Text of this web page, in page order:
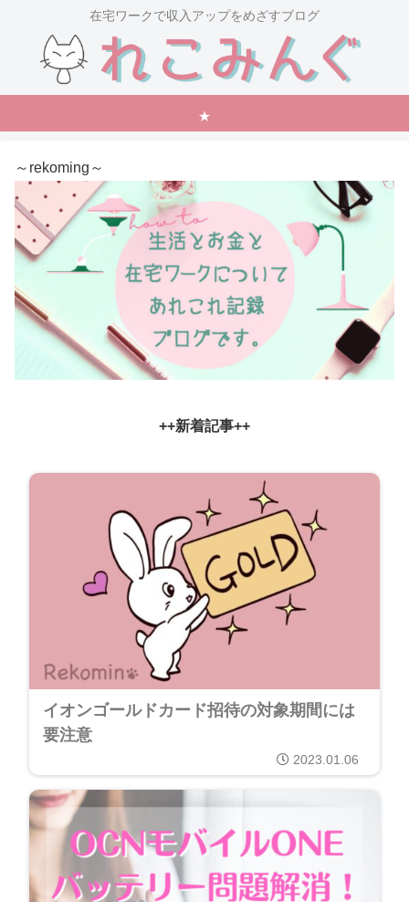
在宅ワークで収入アップをめざすブログ
★
～rekoming～
++新着記事++
イオンゴールドカード招待の対象期間には
要注意
2023.01.06